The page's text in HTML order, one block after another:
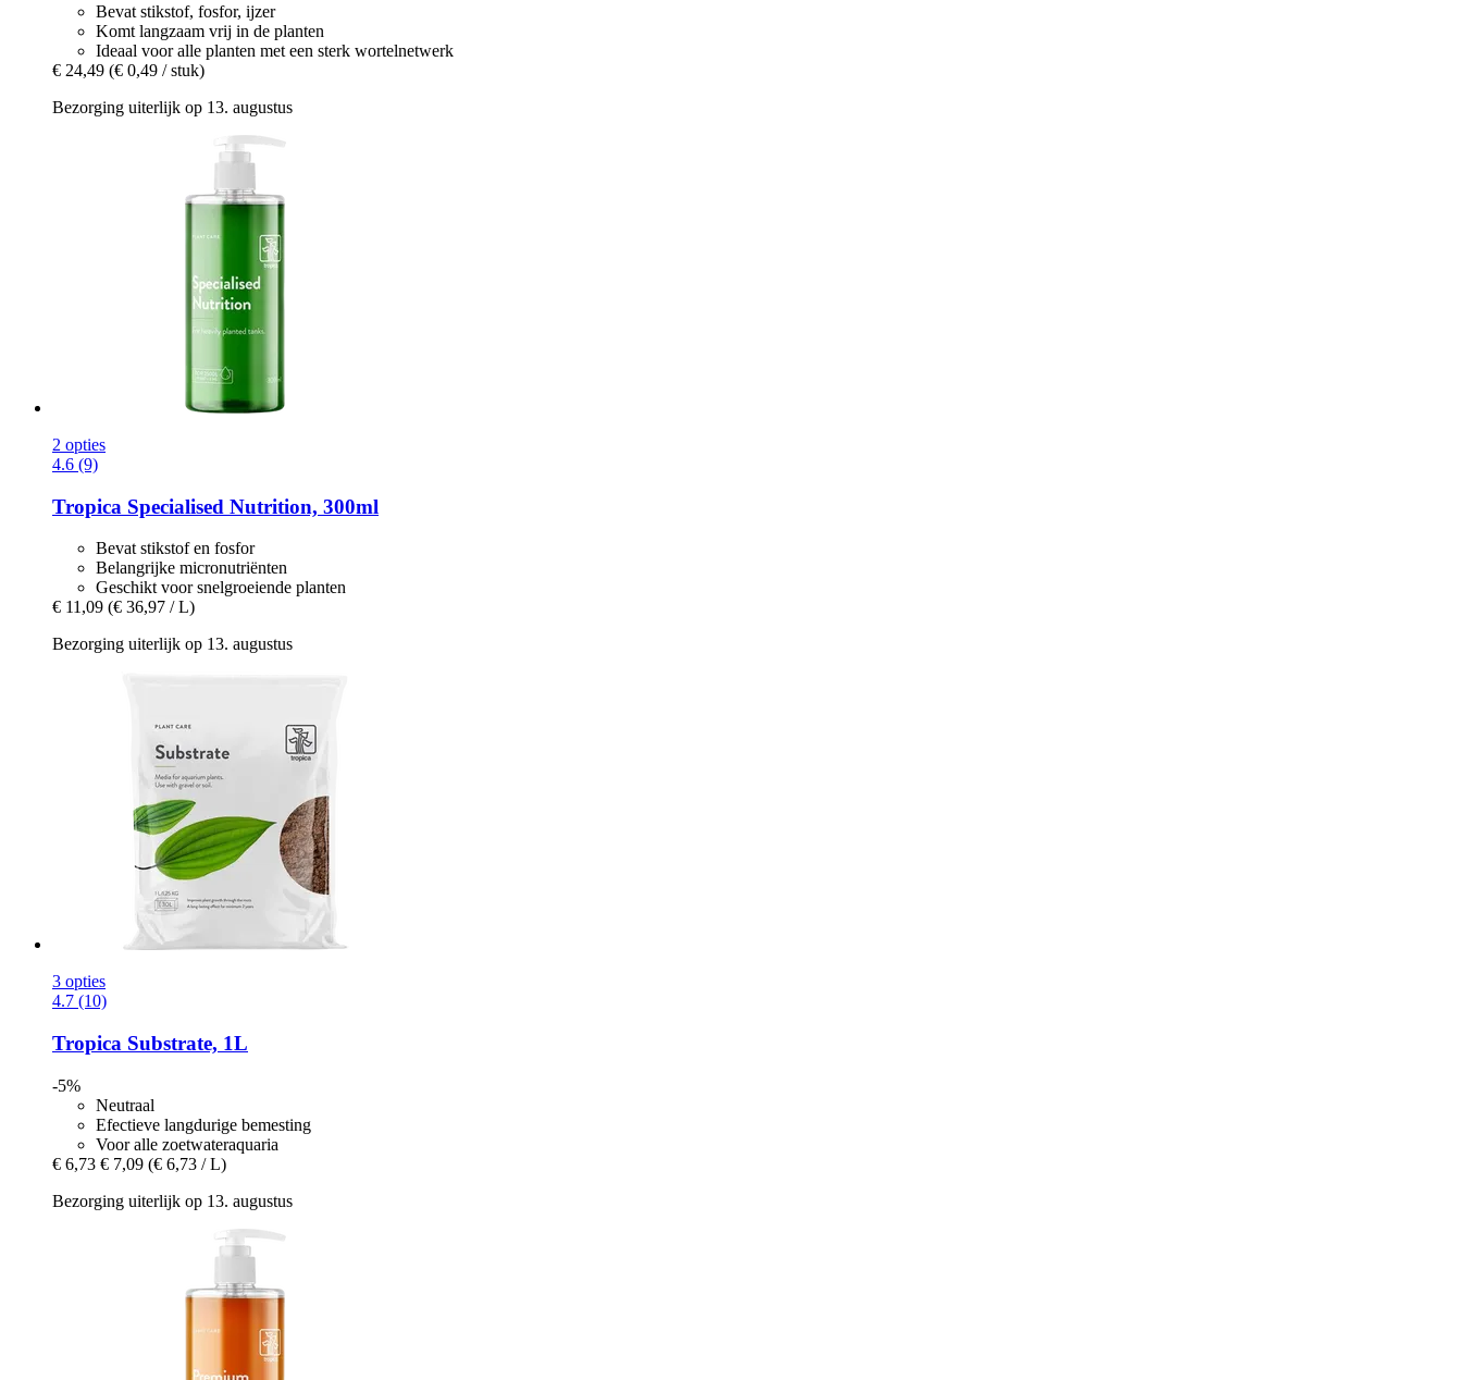
Bevat stikstof, fosfor, ijzer
Komt langzaam vrij in de planten
Ideaal voor alle planten met een sterk wortelnetwerk
€ 24,49 (€ 0,49 / stuk)
Bezorging uiterlijk op 13. augustus
2 opties
4.6 (9)
Tropica Specialised Nutrition, 300ml
Bevat stikstof en fosfor
Belangrijke micronutriënten
Geschikt voor snelgroeiende planten
€ 11,09 (€ 36,97 / L)
Bezorging uiterlijk op 13. augustus
3 opties
4.7 (10)
Tropica Substrate, 1L
-5%
Neutraal
Efectieve langdurige bemesting
Voor alle zoetwateraquaria
€ 6,73 € 7,09 (€ 6,73 / L)
Bezorging uiterlijk op 13. augustus